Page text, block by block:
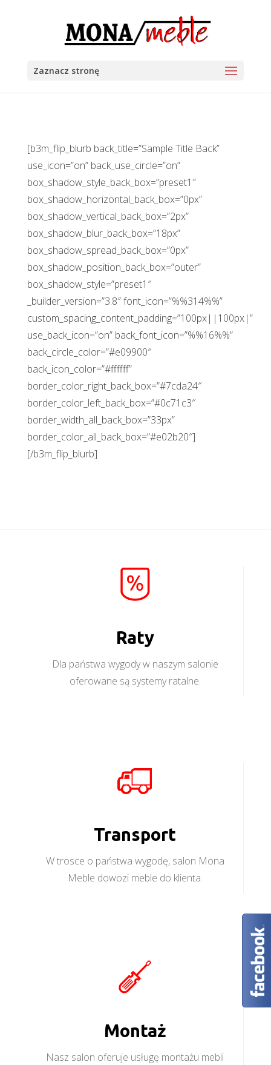
Zaznacz stronę
[b3m_flip_blurb back_title=”Sample Title Back”
use_icon=”on” back_use_circle=”on”
box_shadow_style_back_box=”preset1″
box_shadow_horizontal_back_box=”0px”
box_shadow_vertical_back_box=”2px”
box_shadow_blur_back_box=”18px”
box_shadow_spread_back_box=”0px”
box_shadow_position_back_box=”outer”
box_shadow_style=”preset1″
_builder_version=”3.8″ font_icon=”%%314%%”
custom_spacing_content_padding=”100px||100px|”
use_back_icon=”on” back_font_icon=”%%16%%”
back_circle_color=”#e09900″
back_icon_color=”#ffffff”
border_color_right_back_box=”#7cda24″
border_color_left_back_box=”#0c71c3″
border_width_all_back_box=”33px”
border_color_all_back_box=”#e02b20″]
[/b3m_flip_blurb]
Raty
Dla państwa wygody w naszym salonie
oferowane są systemy ratalne.
Transport
W trosce o państwa wygodę, salon Mona
Meble dowozi meble do klienta.
Montaż
Nasz salon oferuje usługę montażu mebli